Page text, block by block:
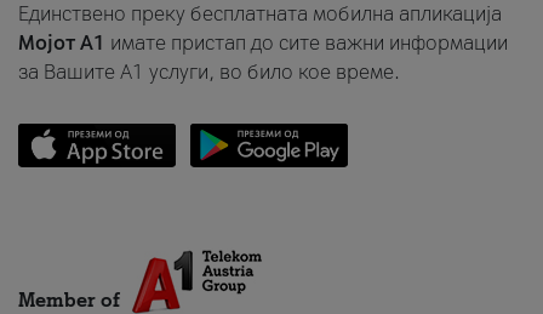
Единствено преку бесплатната мобилна апликација
Мојот A1 имате пристап до сите важни информации
за Вашите A1 услуги, во било кое време.
Member of